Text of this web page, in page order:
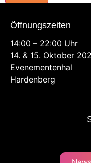
Öffnungszeiten
14:00 – 22:00 Uhr
14. & 15. Oktober
Evenementenhal
Hardenberg